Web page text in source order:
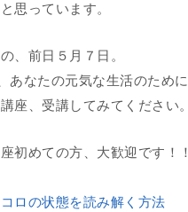
思っています。
、前日５月７日。
あなたの元気な生活のために
座、受講してみてください。
初めての方、大歓迎です！！
ロの状態を読み解く方法